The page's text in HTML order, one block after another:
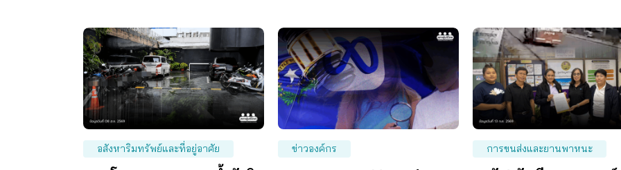
อสังหาริมทรัพย์และที่อยู่อาศัย ข่าวองค์กร การขนส่งและยานพาหนะ